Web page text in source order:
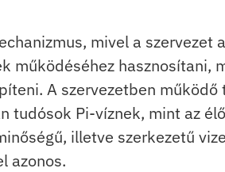
mivel a
működéséhez hasznosítani,
A szervezetben
tudósok Pi-víznek, mint az
illetve szerkezetű
azonos.